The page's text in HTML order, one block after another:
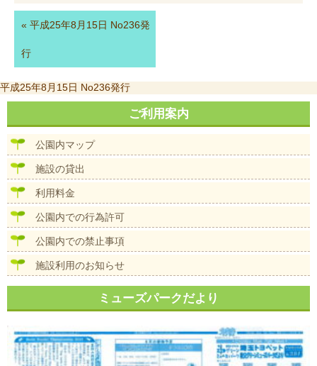
« 平成25年8月15日 No236発
行
投
稿
ビ
平成25年8月15日 No236発行
ご利用案内
公園内マップ
施設の貸出
利用料金
公園内での行為許可
公園内での禁止事項
施設利用のお知らせ
ミューズパークだより